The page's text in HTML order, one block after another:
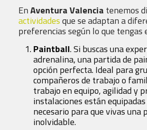
EnAventura Valencia tenemos
actividadesque se adaptan a
preferencias según lo que tengas
Paintball. Si buscas una
adrenalina, una partida de
opción perfecta. Ideal para
compañeros de trabajo o
trabajo en equipo, agilidad y
instalaciones están
necesario para que vivas una
inolvidable.